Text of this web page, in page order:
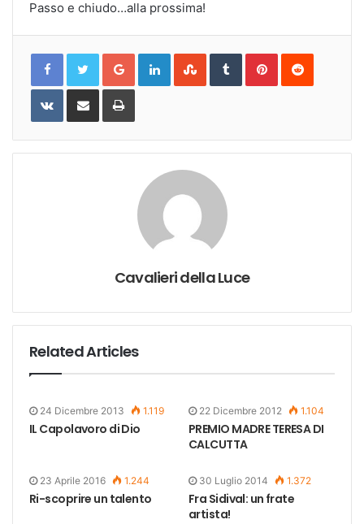
Passo e chiudo…alla prossima!
Google+LinkedInStumbleUpon
TumblrPinterestReddit
VKontakteShare
Email
Print
Cavalieri della Luce
Related Articles
24 Dicembre 2013 1.119
IL Capolavoro di Dio
22 Dicembre 2012 1.104
PREMIO MADRE TERESA DI
CALCUTTA
23 Aprile 2016 1.244
Ri-scoprire un talento
30 Luglio 2014 1.372
Fra Sidival: un frate
artista!